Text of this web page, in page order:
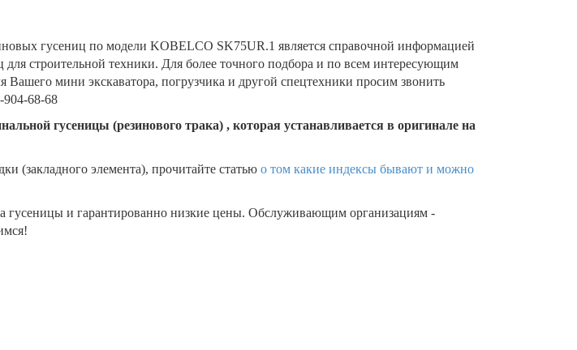
гусениц по модели KOBELCO SK75UR.1 является справочной информацией
для строительной техники. Для более точного подбора и по всем интересующим
Вашего мини экскаватора, погрузчика и другой спецтехники просим звонить
68-68
гусеницы (резинового трака) , которая устанавливается в оригинале на
(закладного элемента), прочитайте статью о том какие индексы бывают и можно
гусеницы и гарантированно низкие цены. Обслуживающим организациям -